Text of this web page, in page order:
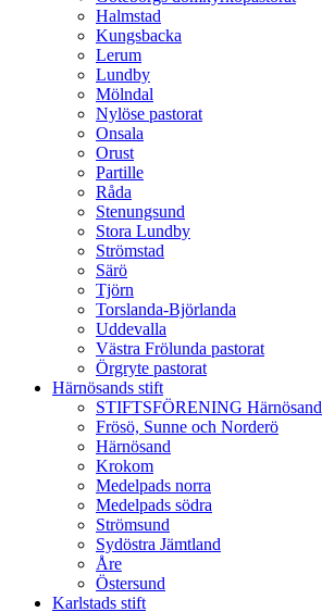
Halmstad
Kungsbacka
Lerum
Lundby
Mölndal
Nylöse pastorat
Onsala
Orust
Partille
Råda
Stenungsund
Stora Lundby
Strömstad
Särö
Tjörn
Torslanda-Björlanda
Uddevalla
Västra Frölunda pastorat
Örgryte pastorat
Härnösands stift
STIFTSFÖRENING Härnösand
Frösö, Sunne och Norderö
Härnösand
Krokom
Medelpads norra
Medelpads södra
Strömsund
Sydöstra Jämtland
Åre
Östersund
Karlstads stift